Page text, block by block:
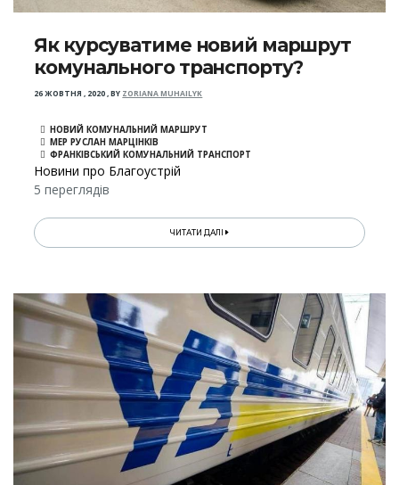
Як курсуватиме новий маршрут
комунального транспорту?
26 ЖОВТНЯ , 2020,BY ZORIANA MUHAILYK
НОВИЙ КОМУНАЛЬНИЙ МАРШРУТ
МЕР РУСЛАН МАРЦІНКІВ
ФРАНКІВСЬКИЙ КОМУНАЛЬНИЙ ТРАНСПОРТ
Новини про Благоустрій
5 переглядів
ЧИТАТИ ДАЛІ